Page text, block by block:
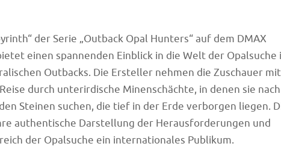
der Serie „Outback Opal Hunters“ auf dem DMAX
einen spannenden Einblick in die Welt der Opalsuche
Outbacks. Die Ersteller nehmen die Zuschauer
durch unterirdische Minenschächte, in denen sie
Steinen suchen, die tief in der Erde verborgen liegen.
authentische Darstellung der Herausforderungen und
der Opalsuche ein internationales Publikum.